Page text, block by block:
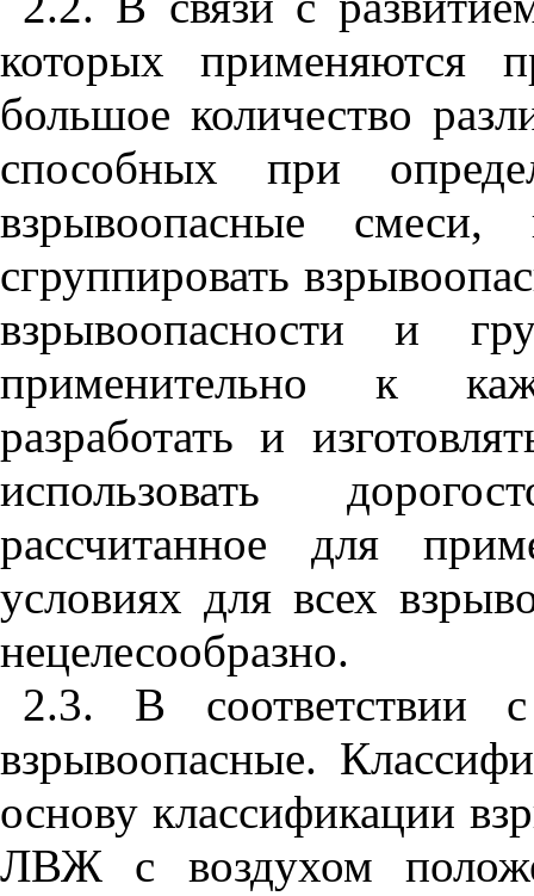
которых применяются
большое количество
способных при
взрывоопасные смеси,
сгруппировать
взрывоопасности и
применительно к
разработать и
использовать
рассчитанное для
условиях для всех
нецелесообразно.
2.3. В соответствии
взрывоопасные.
основу классификации
ЛВЖ с воздухом